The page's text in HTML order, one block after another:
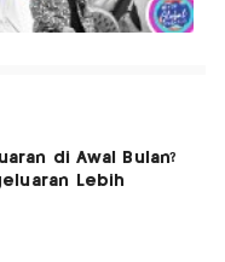
di Awal Bulan?
Lebih